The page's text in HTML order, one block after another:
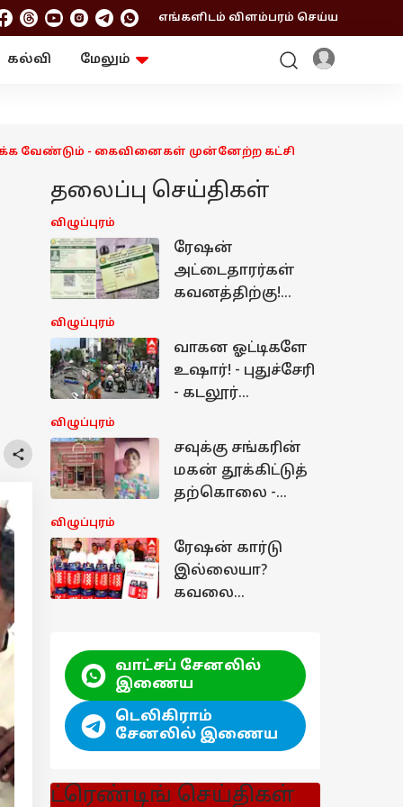
எங்களிடம் விளம்பரம் செய்ய
கல்வி
மேலும்
வேண்டும் - கைவினைகள் முன்னேற்ற கட்சி
தலைப்பு செய்திகள்
விழுப்புரம்
ரேஷன்
அட்டைதாரர்கள்
கவனத்திற்கு!
தேதிகளில் சிறப்பு
eKYC முகாம்:
ஆட்சியர் முக்கிய
அறிவிப்பு!
விழுப்புரம்
வாகன ஓட்டிகளே
உஷார்! - புதுச்சேரி
- கடலூர்
போக்குவரத்து
மாற்றம்: முழு
விவரம் உள்ளே...
விழுப்புரம்
சவுக்கு சங்கரின்
மகன் தூக்கிட்டுத்
தற்கொலை -
பெரும் பரபரப்பு!
விழுப்புரம்
ரேஷன் கார்டு
இல்லையா?
கவலை
களமிறங்கிய
'எக்ஸ்ட்ரா லைட்'
கேஸ் சிலிண்டர்!
வாட்சப் சேனலில்
இணைய
டெலிகிராம்
சேனலில் இணைய
ட்ரெண்டிங் செய்திகள்